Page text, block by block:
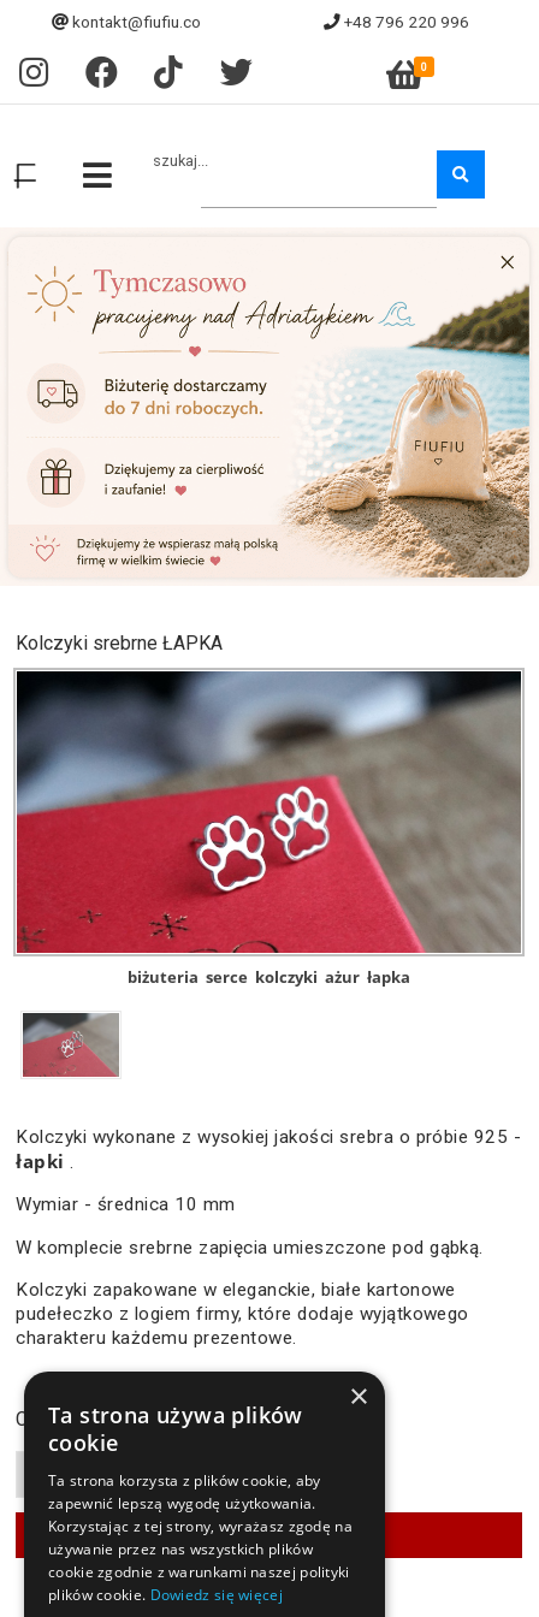
kontakt@fiufiu.co +48 796 220 996
0
szukaj...
Kolczyki srebrne ŁAPKA
biżuteria serce kolczyki ażur łapka
Kolczyki wykonane z wysokiej jakości srebra o próbie 925 -
łapki.
Wymiar - średnica 10 mm
W komplecie srebrne zapięcia umieszczone pod gąbką.
Kolczyki zapakowane w eleganckie, białe kartonowe
pudełeczko z logiem firmy, które dodaje wyjątkowego
charakteru każdemu prezentowe.
Cena: 124,90 zł ×
Ta strona używa plików
cookie
Ta strona korzysta z plików cookie, aby
zapewnić lepszą wygodę użytkowania.
Korzystając z tej strony, wyrażasz zgodę na
używanie przez nas wszystkich plików
cookie zgodnie z warunkami naszej polityki
plików cookie. Dowiedz się więcej